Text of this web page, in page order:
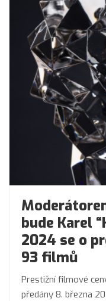
bude Karel
2024 se o
93 filmů
Prestižní filmové
předány 8. března